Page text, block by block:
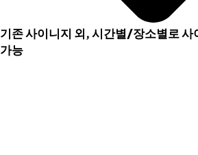
기존 사이니지 외, 시간별/장소별로 사
가능